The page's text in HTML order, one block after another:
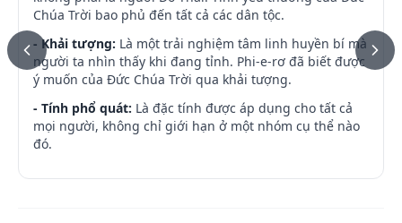
Chúa Trời bao phủ đến tất cả các dân tộc.
- Khải tượng: Là một trải nghiệm tâm linh huyền bí mà
người ta nhìn thấy khi đang tỉnh. Phi-e-rơ đã biết được
ý muốn của Đức Chúa Trời qua khải tượng.
- Tính phổ quát: Là đặc tính được áp dụng cho tất cả
mọi người, không chỉ giới hạn ở một nhóm cụ thể nào
đó.